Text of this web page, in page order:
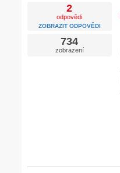
2
odpovědi
ZOBRAZIT ODPOVĚDI
734
zobrazení